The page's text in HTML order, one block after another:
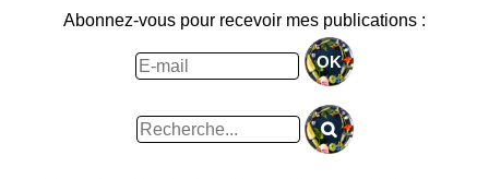
Abonnez-vous pour recevoir mes publications :
Rechercher
: